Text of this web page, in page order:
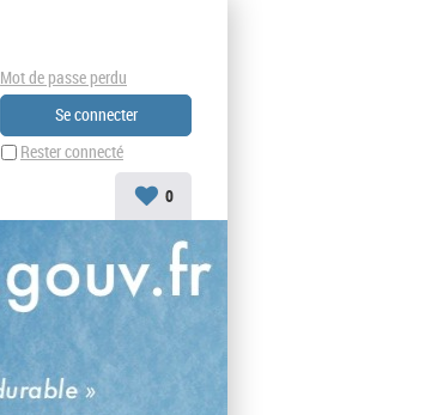
Rester connecté
Mot de passe perdu
0